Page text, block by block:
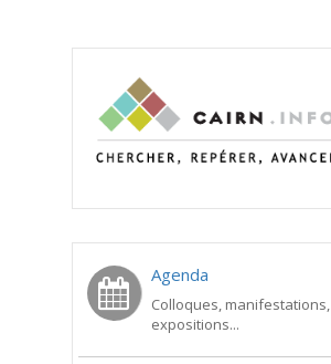
Agenda
Colloques, manifestations,
expositions...